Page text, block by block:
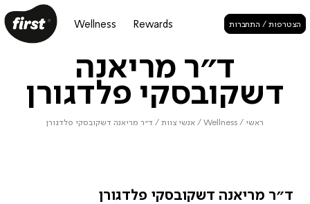
הצטרפות / התחברות Rewards
Wellness
ד״ר מריאנה
דשקובסקי פלדגורן
ראשי /
Wellness
/ אנשי צוות / ד״ר מריאנה דשקובסקי פלדגורן
ד״ר מריאנה דשקובסקי פלדגורן